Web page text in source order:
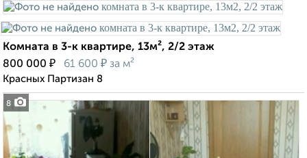
8
Комната в 3-к квартире, 13м², 2/2 этаж
800 000 ₽ 61 600 ₽ за м²
Красных Партизан 8